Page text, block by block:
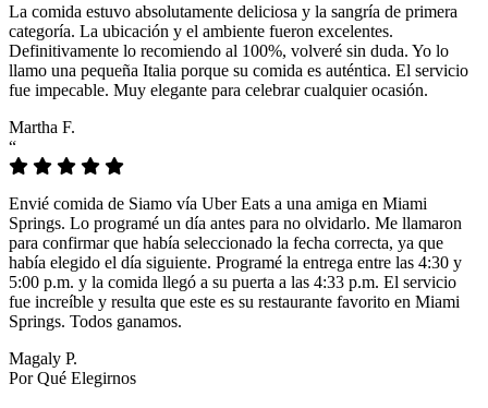
La comida estuvo absolutamente deliciosa y la sangría de primera
categoría. La ubicación y el ambiente fueron excelentes.
Definitivamente lo recomiendo al 100%, volveré sin duda. Yo lo
llamo una pequeña Italia porque su comida es auténtica. El servicio
fue impecable. Muy elegante para celebrar cualquier ocasión.
Martha F.
“
Envié comida de Siamo vía Uber Eats a una amiga en Miami
Springs. Lo programé un día antes para no olvidarlo. Me llamaron
para confirmar que había seleccionado la fecha correcta, ya que
había elegido el día siguiente. Programé la entrega entre las 4:30 y
5:00 p.m. y la comida llegó a su puerta a las 4:33 p.m. El servicio
fue increíble y resulta que este es su restaurante favorito en Miami
Springs. Todos ganamos.
Magaly P.
Por Qué Elegirnos